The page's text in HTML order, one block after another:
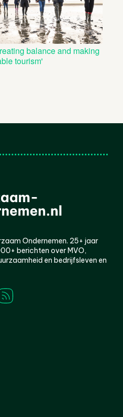
balance and making
tourism'
Ondernemen. 25+ jaar
berichten over MVO,
en bedrijfsleven en